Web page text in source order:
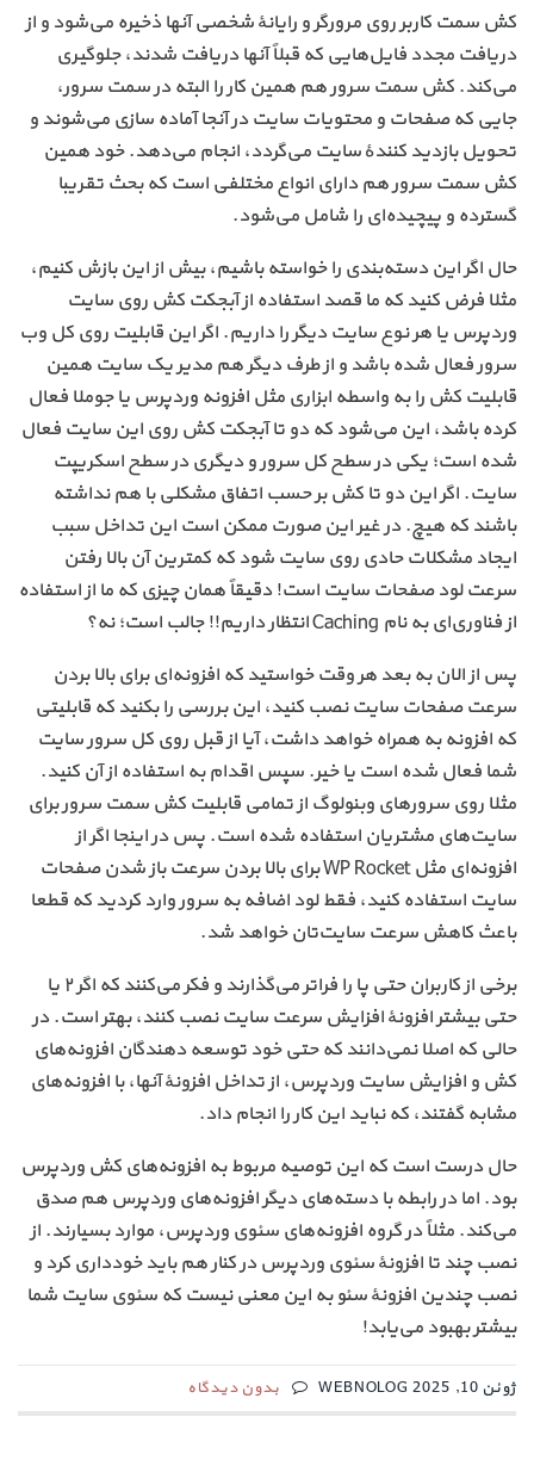
کش سمت کاربر روی مرورگر و رایانهٔ شخصی آنها ذخیره می‌شود و از
دریافت مجدد فایل‌هایی که قبلاً آنها دریافت شدند، جلوگیری
می‌کند. کش سمت سرور هم همین کار را البته در سمت سرور،
جایی که صفحات و محتویات سایت در آنجا آماده سازی می‌شوند و
تحویل بازدید کنندهٔ سایت می‌گردد، انجام می‌دهد. خود همین
کش سمت سرور هم دارای انواع مختلفی است که بحث تقریبا
گسترده و پیچیده‌ای را شامل می‌شود.
حال اگر این دسته‌بندی را خواسته باشیم، بیش از این بازش کنیم،
مثلا فرض کنید که ما قصد استفاده از آبجکت کش روی سایت
وردپرس یا هر نوع سایت دیگر را داریم. اگر این قابلیت روی کل وب
سرور فعال شده باشد و از طرف دیگر هم مدیر یک سایت همین
قابلیت کش را به واسطه ابزاری مثل افزونه وردپرس یا جوملا فعال
کرده باشد، این می‌شود که دو تا آبجکت کش روی این سایت فعال
شده است؛ یکی در سطح کل سرور و دیگری در سطح اسکریپت
سایت. اگر این دو تا کش بر حسب اتفاق مشکلی با هم نداشته
باشند که هیچ. در غیر این صورت ممکن است این تداخل سبب
ایجاد مشکلات حادی روی سایت شود که کمترین آن بالا رفتن
سرعت لود صفحات سایت است! دقیقاً همان چیزی که ما از استفاده
از فناوری‌ای به نام Caching انتظار داریم!! جالب است؛ نه؟
پس از الان به بعد هر وقت خواستید که افزونه‌ای برای بالا بردن
سرعت صفحات سایت نصب کنید، این بررسی را بکنید که قابلیتی
که افزونه به همراه خواهد داشت، آیا از قبل روی کل سرور سایت
شما فعال شده است یا خیر. سپس اقدام به استفاده از آن کنید.
مثلا روی سرورهای وبنولوگ از تمامی قابلیت کش سمت سرور برای
سایت‌های مشتریان استفاده شده است. پس در اینجا اگر از
افزونه‌ای مثل WP Rocket برای بالا بردن سرعت باز شدن صفحات
سایت استفاده کنید، فقط لود اضافه به سرور وارد کردید که قطعا
باعث کاهش سرعت سایت‌تان خواهد شد.
برخی از کاربران حتی پا را فراتر می‌گذارند و فکر می‌کنند که اگر ۲ یا
حتی بیشتر افزونهٔ افزایش سرعت سایت نصب کنند، بهتر است. در
حالی که اصلا نمی‌دانند که حتی خود توسعه دهندگان افزونه‌های
کش و افزایش سایت وردپرس، از تداخل افزونهٔ آنها، با افزونه‌های
مشابه گفتند، که نباید این کار را انجام داد.
حال درست است که این توصیه مربوط به افزونه‌های کش وردپرس
بود. اما در رابطه با دسته‌های دیگر افزونه‌های وردپرس هم صدق
می‌کند. مثلاً در گروه افزونه‌های سئوی وردپرس، موارد بسیارند. از
نصب چند تا افزونهٔ سئوی وردپرس در کنار هم باید خودداری کرد و
نصب چندین افزونهٔ سئو به این معنی نیست که سئوی سایت شما
بیشتر بهبود می‌یابد!
ژوئن 10, 2025 WEBNOLOG بدون دیدگاه